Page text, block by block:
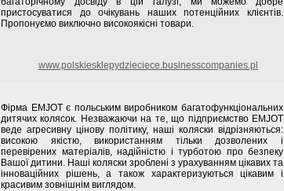
пристосуватися до очікувань наших потенційних клієнтів.
Пропонуємо виключно високоякісні товари.
www.polskiesklepydzieciece.businesscompanies.pl
Фірма EMJOT є польським виробником багатофункціональних
дитячих колясок. Незважаючи на те, що підприємство EMJOT
веде агресивну цінову політику, наші коляски відрізняються:
високою якістю, використанням тільки дозволених і
перевірених матеріалів, надійністю і турботою про безпеку
Вашої дитини. Наші коляски зроблені з урахуванням цікавих та
інноваційних рішень, а також характеризуються цікавим і
красивим зовнішнім виглядом.